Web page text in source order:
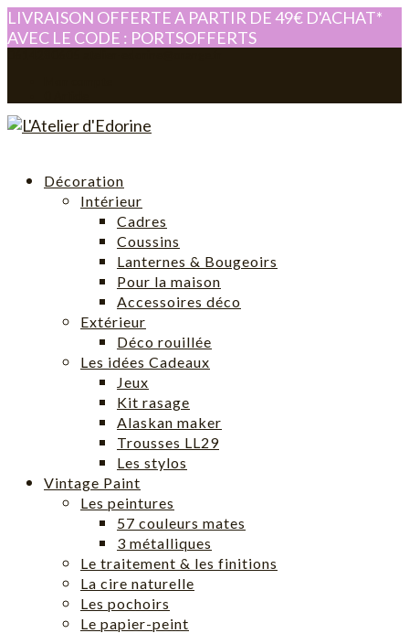
LIVRAISON OFFERTE A PARTIR DE 49€ D'ACHAT*
AVEC LE CODE : PORTSOFFERTS
Décoration
Intérieur
Cadres
Coussins
Lanternes & Bougeoirs
Pour la maison
Accessoires déco
Extérieur
Déco rouillée
Les idées Cadeaux
Jeux
Kit rasage
Alaskan maker
Trousses LL29
Les stylos
Vintage Paint
Les peintures
57 couleurs mates
3 métalliques
Le traitement & les finitions
La cire naturelle
Les pochoirs
Le papier-peint